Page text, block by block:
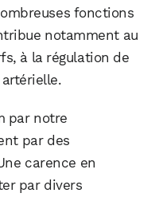
fonctions
notamment au
à la régulation de
par notre
par des
carence en
par divers